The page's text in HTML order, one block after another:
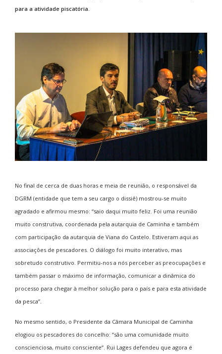
para a atividade piscatória.
No final de cerca de duas horas e meia de reunião, o responsável da
DGRM (entidade que tem a seu cargo o dissiê) mostrou-se muito
agradado e afirmou mesmo: “saio daqui muito feliz. Foi uma reunião
muito construtiva, coordenada pela autarquia de Caminha e também
com participação da autarquia de Viana do Castelo. Estiveram aqui as
associações de pescadores. O diálogo foi muito interativo, mas
sobretudo construtivo. Permitiu-nos a nós perceber as preocupações e
também passar o máximo de informação, comunicar a dinâmica do
processo para chegar à melhor solução para o país e para esta atividade
da pesca”.
No mesmo sentido, o Presidente da Câmara Municipal de Caminha
elogiou os pescadores do concelho: “são uma comunidade muito
conscienciosa, muito consciente”. Rui Lages defendeu que agora é